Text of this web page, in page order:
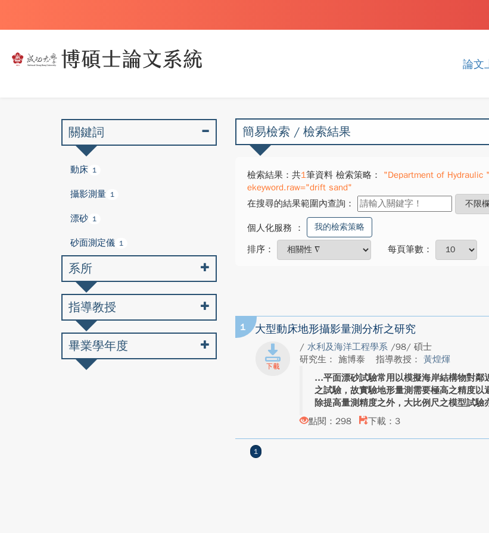
論文
簡易檢索 / 檢索結果
檢索結果：共1筆資料 檢索策略：
"Department of Hydraulic
ekeyword.raw="drift sand"
在搜尋的結果範圍內查詢：
個人化服務 ： 我的檢索策略
排序： 每頁筆數：
1 大型動床地形攝影量測分析之研究
/ 水利及海洋工程學系 /98/ 碩士
研究生： 施博泰
指導教授： 黃煌煇
平面漂砂試驗常用以模擬海岸結構物對
之試驗，故實驗地形量測需要極高之精度以
除提高量測精度之外，大比例尺之模型試驗
點閱：298
下載：3
1
關鍵詞
動床 1
攝影測量 1
漂砂 1
砂面測定儀 1
系所
指導教授
畢業學年度